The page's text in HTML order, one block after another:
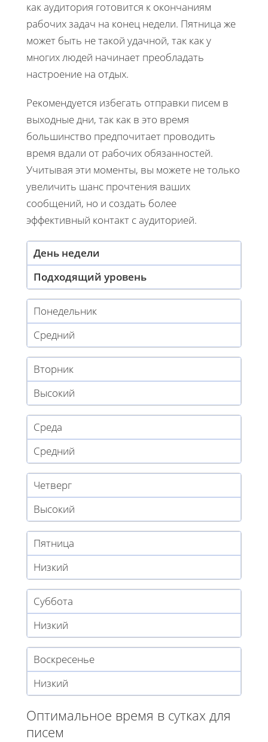
как аудитория готовится к окончаниям
рабочих задач на конец недели. Пятница же
может быть не такой удачной, так как у
многих людей начинает преобладать
настроение на отдых.
Рекомендуется избегать отправки писем в
выходные дни, так как в это время
большинство предпочитает проводить
время вдали от рабочих обязанностей.
Учитывая эти моменты, вы можете не только
увеличить шанс прочтения ваших
сообщений, но и создать более
эффективный контакт с аудиторией.
День недели
Подходящий уровень
Понедельник
Средний
Вторник
Высокий
Среда
Средний
Четверг
Высокий
Пятница
Низкий
Суббота
Низкий
Воскресенье
Низкий
Оптимальное время в сутках для
писем